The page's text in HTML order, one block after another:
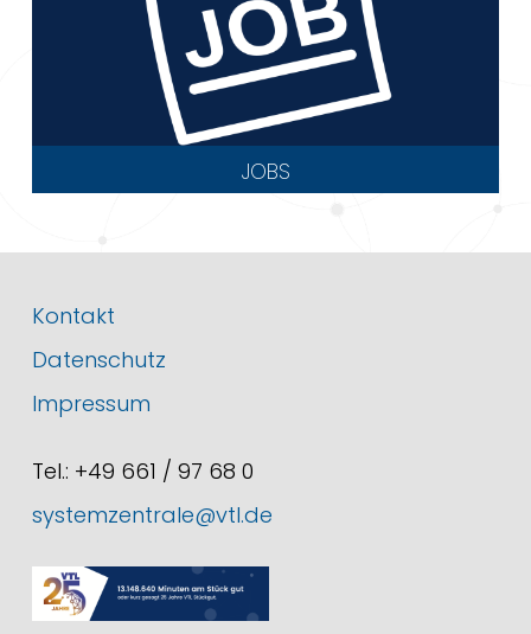
JOBS
Kontakt
Datenschutz
Impressum
Tel.: +49 661 / 97 68 0
systemzentrale@vtl.de